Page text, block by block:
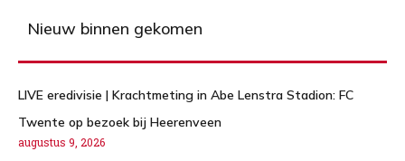
Nieuw binnen gekomen
LIVE eredivisie | Krachtmeting in Abe Lenstra Stadion: FC
Twente op bezoek bij Heerenveen
augustus 9, 2026